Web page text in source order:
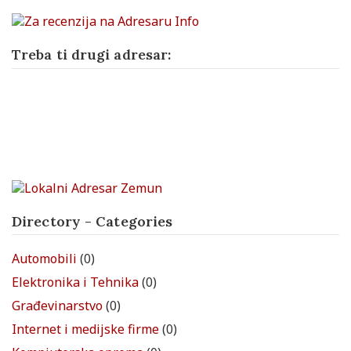
Treba ti drugi adresar:
Directory - Categories
Automobili (0)
Elektronika i Tehnika(0)
Građevinarstvo(0)
Internet i medijske firme(0)